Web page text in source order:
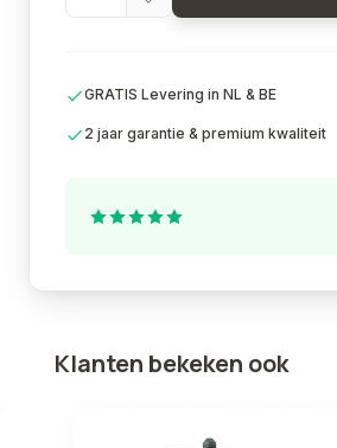
GRATIS Levering in NL & BE
2 jaar garantie & premium kwaliteit
Klanten bekeken ook